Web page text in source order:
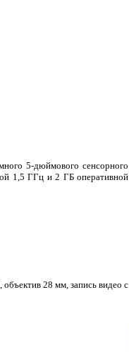
5-дюймового сенсорного
1,5 ГГц и 2 ГБ оперативной
28 мм, запись видео с